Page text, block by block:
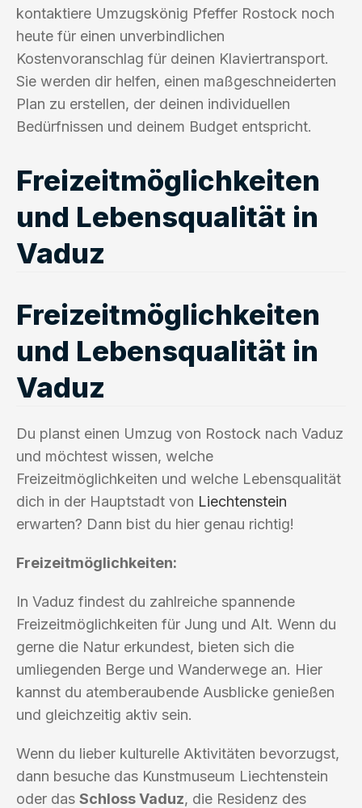
kontaktiere Umzugskönig Pfeffer Rostock noch
heute für einen unverbindlichen
Kostenvoranschlag für deinen Klaviertransport.
Sie werden dir helfen, einen maßgeschneiderten
Plan zu erstellen, der deinen individuellen
Bedürfnissen und deinem Budget entspricht.
Freizeitmöglichkeiten
und Lebensqualität in
Vaduz
Freizeitmöglichkeiten
und Lebensqualität in
Vaduz
Du planst einen Umzug von Rostock nach Vaduz
und möchtest wissen, welche
Freizeitmöglichkeiten und welche Lebensqualität
dich in der Hauptstadt von Liechtenstein
erwarten? Dann bist du hier genau richtig!
Freizeitmöglichkeiten:
In Vaduz findest du zahlreiche spannende
Freizeitmöglichkeiten für Jung und Alt. Wenn du
gerne die Natur erkundest, bieten sich die
umliegenden Berge und Wanderwege an. Hier
kannst du atemberaubende Ausblicke genießen
und gleichzeitig aktiv sein.
Wenn du lieber kulturelle Aktivitäten bevorzugst,
dann besuche das Kunstmuseum Liechtenstein
oder das Schloss Vaduz, die Residenz des